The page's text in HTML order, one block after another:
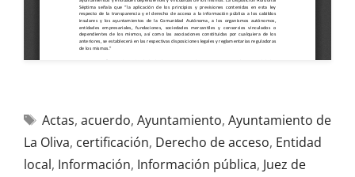
Actas, acuerdo, Ayuntamiento, Ayuntamiento de
La Oliva, certificación, Derecho de acceso, Entidad
local, Información, Información pública, Juez de